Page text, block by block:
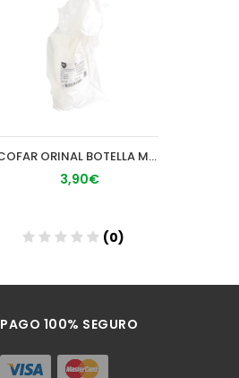
ACOFAR ORINAL BOTELLA MASCULINA
3,90€
(0)
PAGO 100% SEGURO